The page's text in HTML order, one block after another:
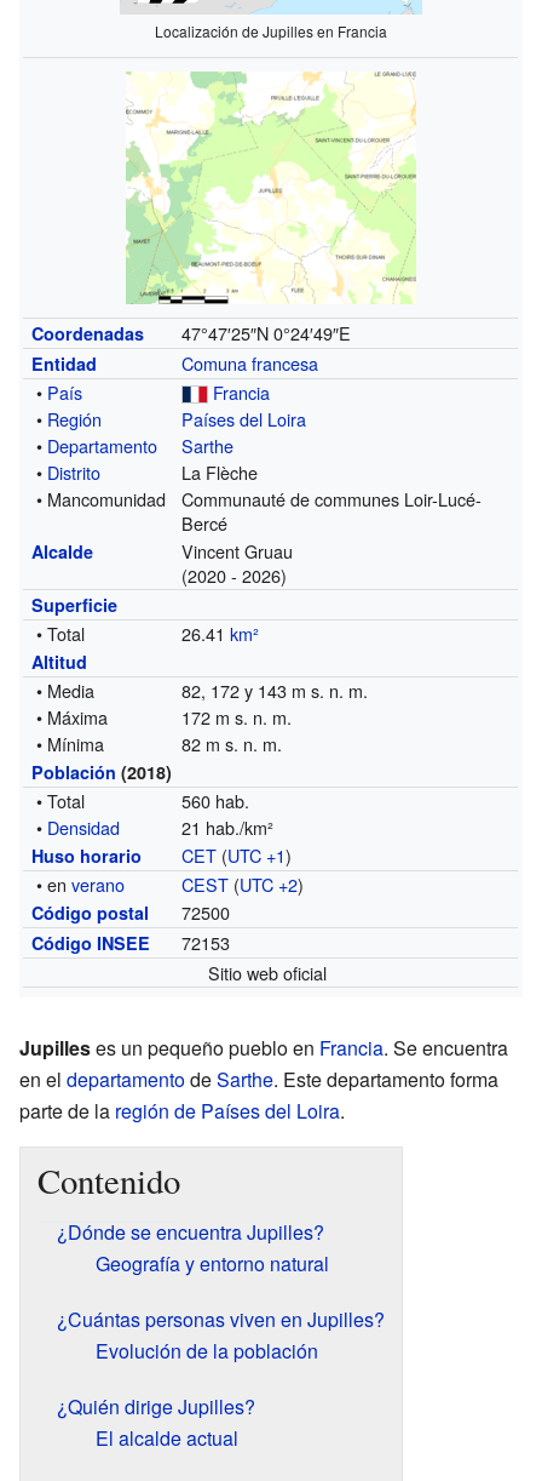
Localización de Jupilles en Francia
Coordenadas 47°47′25″N 0°24′49″E
Entidad
Comuna francesa
• País
Francia
• Región
Países del Loira
• Departamento
Sarthe
• Distrito
La Flèche
• Mancomunidad
Communauté de communes Loir-Lucé-
Bercé
Alcalde
Vincent Gruau
(2020 - 2026)
Superficie
• Total 26.41km²
Altitud
• Media
82, 172 y 143 m s. n. m.
• Máxima
172 m s. n. m.
• Mínima
82 m s. n. m.
Población (2018)
• Total
560 hab.
• Densidad 21 hab./km²
Huso horario CET (UTC +1)
• enverano CEST (UTC +2)
Código postal 72500
Código INSEE
72153
Sitio web oficial
Jupilleses un pequeño pueblo en Francia. Se encuentra
en el departamentodeSarthe. Este departamento forma
parte de la región de Países del Loira.
Contenido
¿Dónde se encuentra Jupilles?
Geografía y entorno natural
¿Cuántas personas viven en Jupilles?
Evolución de la población
¿Quién dirige Jupilles?
El alcalde actual